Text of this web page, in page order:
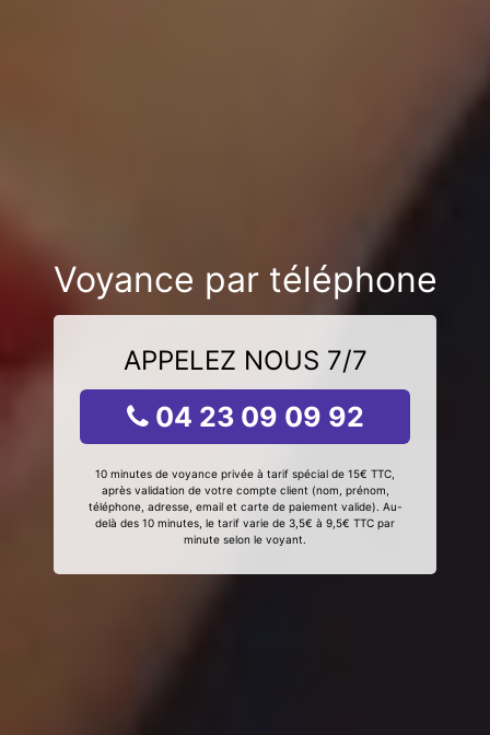
Voyance par téléphone
APPELEZ NOUS 7/7
04 23 09 09 92
10 minutes de voyance privée à tarif spécial de 15€ TTC,
après validation de votre compte client (nom, prénom,
téléphone, adresse, email et carte de paiement valide). Au-
delà des 10 minutes, le tarif varie de 3,5€ à 9,5€ TTC par
minute selon le voyant.